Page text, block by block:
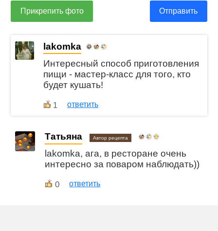
Прикрепить фото Отправить
lakomka
Интересный способ приготовления
пищи - мастер-класс для того, кто
будет кушать!
1 ответить
Татьяна Автор рецепта
lakomka, ага, в ресторане очень
интересно за поваром наблюдать))
0 ответить